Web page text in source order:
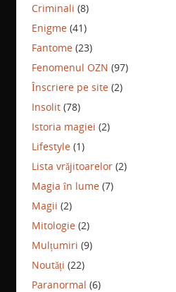
Criminali (8)
Enigme (41)
Fantome (23)
Fenomenul OZN (97)
Înscriere pe site (2)
Insolit (78)
Istoria magiei (2)
Lifestyle (1)
Lista vrăjitoarelor (2)
Magia în lume (7)
Magii (2)
Mitologie (2)
Mulțumiri (9)
Noutăți (22)
Paranormal (6)